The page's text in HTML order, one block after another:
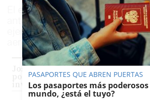
El expresidente ha declarado
ante el juez José Luis Calama,
ejercido tráfico de influencias
aerolínea que fue rescatada por
José Luis Rodríguez Zapatero,
por primera vez en la Audiencia
investigado
PASAPORTES QUE ABREN PUERTAS
Los pasaportes más
mundo, ¿está el tuyo?